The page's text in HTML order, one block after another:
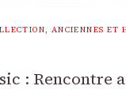
ANCIENNES ET
: Rencontre